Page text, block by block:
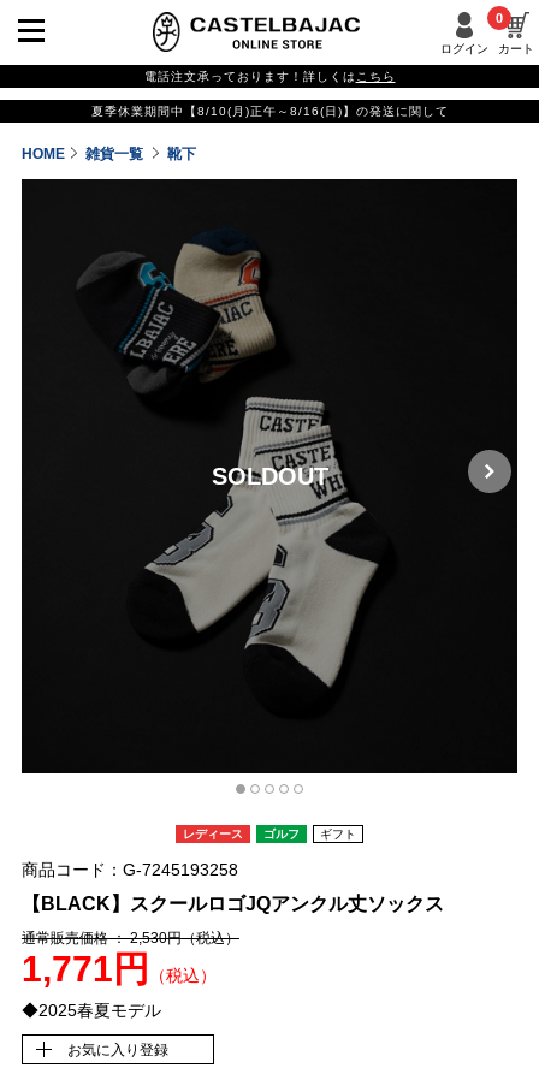
ログイン カート
0
電話注文承っております！詳しくは こちら
夏季休業期間中【8/10(月)正午～8/16(日)】の発送に関して
HOME 雑貨一覧 靴下
SOLDOUT
レディース ゴルフ ギフト
商品コード：G-7245193258
【BLACK】スクールロゴJQアンクル丈ソックス
通常販売価格 ： 2,530円（税込）
1,771円
（税込）
◆2025春夏モデル
お気に入り登録